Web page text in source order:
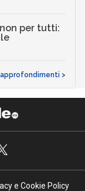
non per tutti:
>
e Cookie Policy